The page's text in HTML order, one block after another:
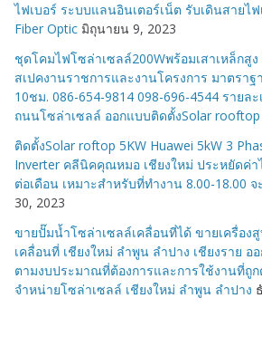
ไฟเบอร์ ระบบแลนอินเตอร์เน็ต รับเดินสายไ
Fiber Optic มิถุนายน 9, 2023
ชุดโคมไฟโซล่าเซลล์200Wพร้อมเสาเหล็กสู
สเปคงานราชการและงานโครงการ มาตรา
10ชม. 086-654-9814 098-696-4544 รายล
ถนนโซล่าเซลล์ ออกแบบติดตั้งSolar rooftop
ติดตั้งSolar roftop 5KW Huawei 5kW 3
Inverter คลีนิคคุณหมอ เชียงใหม่ ประหยัดค่า
ต่อเดือน เหมาะสำหรับที่ทำงาน 8.00-18.00
30, 2023
ขายปั๊มน้ำโซล่าเซลล์เคลื่อนที่ได้ ขายเครื่อง
เคลื่อนที่ เชียงใหม่ ลำพูน ลำปาง เชียงราย
ตามงบประมาณที่ต้องการและการใช้งานที่ถู
จำหน่ายโซล่าเซลล์ เชียงใหม่ ลำพูน ลำปาง